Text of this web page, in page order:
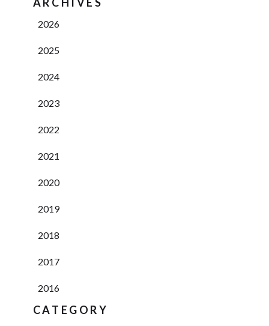
2026
2025
2024
2023
2022
2021
2020
2019
2018
2017
2016
CATEGORY